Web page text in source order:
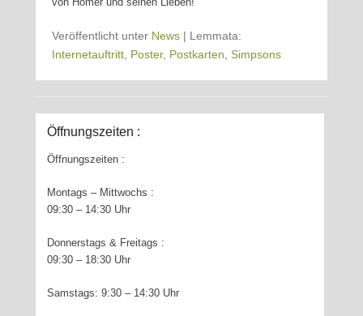
Veröffentlicht unter News | Lemmata:
Internetauftritt, Poster, Postkarten, Simpsons
Öffnungszeiten :
Öffnungszeiten :
Montags – Mittwochs :
09:30 – 14:30 Uhr
Donnerstags & Freitags :
09:30 – 18:30 Uhr
Samstags: 9:30 – 14:30 Uhr